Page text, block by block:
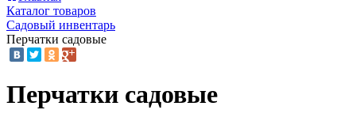
Каталог товаров
Садовый инвентарь
Перчатки садовые
Перчатки садовые